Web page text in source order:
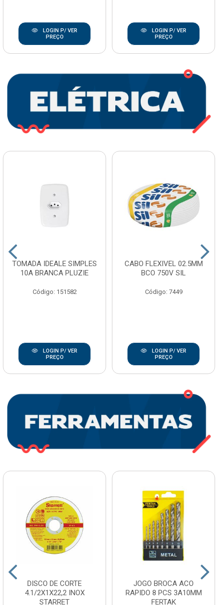
LOGIN P/ VER
PREÇO
LOGIN P/ VER
PREÇO
TOMADA IDEALE SIMPLES
10A BRANCA PLUZIE
Código: 151582
LOGIN P/ VER
PREÇO
CABO FLEXIVEL 02.5MM
BCO 750V SIL
Código: 7449
LOGIN P/ VER
PREÇO
DISCO DE CORTE
4.1/2X1X22,2 INOX
STARRET
JOGO BROCA ACO
RAPIDO 8 PCS 3A10MM
FERTAK